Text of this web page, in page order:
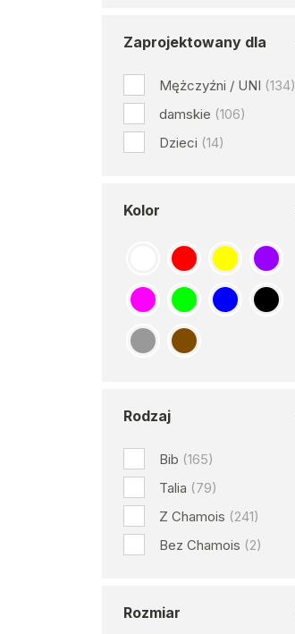
Zaprojektowany dla
Mężczyźni / UNI (134)
damskie (106)
Dzieci (14)
Kolor
Rodzaj
Bib (165)
Talia (79)
Z Chamois (241)
Bez Chamois (2)
Rozmiar